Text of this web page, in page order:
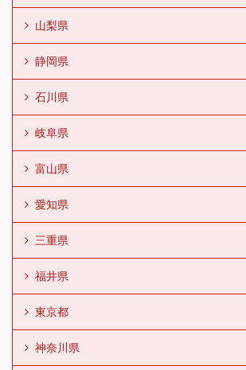
山梨県
静岡県
石川県
岐阜県
富山県
愛知県
三重県
福井県
東京都
神奈川県